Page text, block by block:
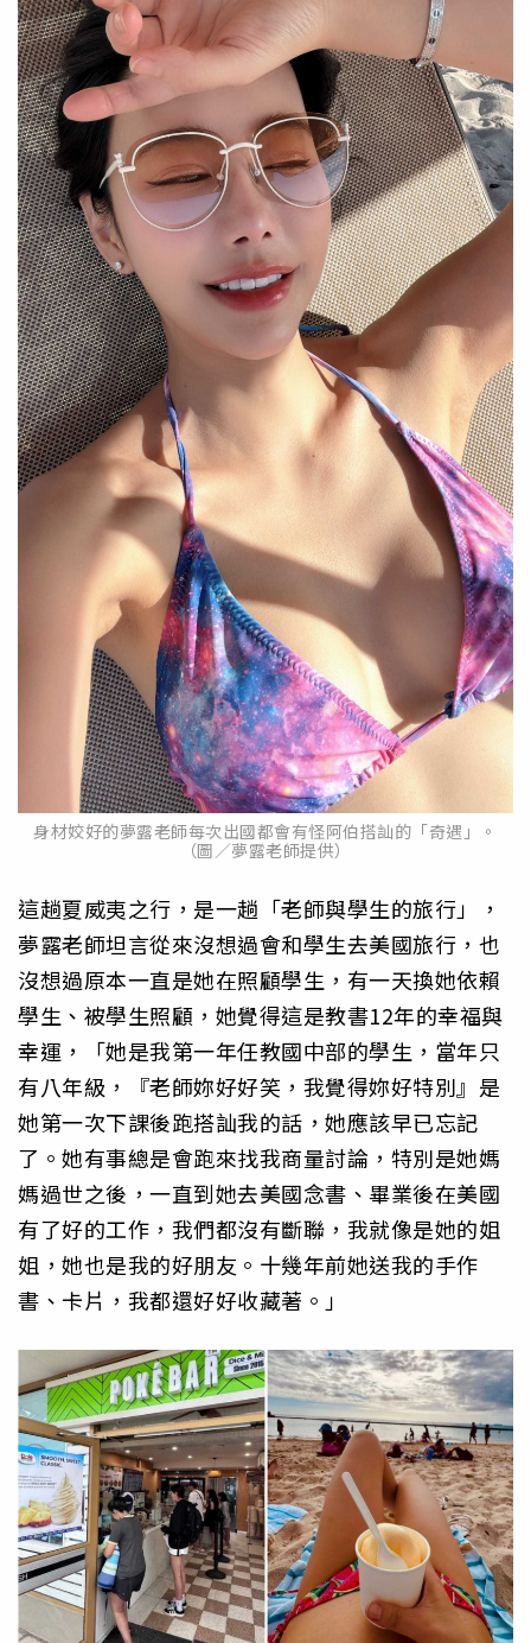
身材姣好的夢露老師每次出國都會有怪阿伯搭訕的「奇遇」。
（圖／夢露老師提供）
這趟夏威夷之行，是一趟「老師與學生的旅行」，
夢露老師坦言從來沒想過會和學生去美國旅行，也
沒想過原本一直是她在照顧學生，有一天換她依賴
學生、被學生照顧，她覺得這是教書12年的幸福與
幸運，「她是我第一年任教國中部的學生，當年只
有八年級，『老師妳好好笑，我覺得妳好特別』是
她第一次下課後跑搭訕我的話，她應該早已忘記
了。她有事總是會跑來找我商量討論，特別是她媽
媽過世之後，一直到她去美國念書、畢業後在美國
有了好的工作，我們都沒有斷聯，我就像是她的姐
姐，她也是我的好朋友。十幾年前她送我的手作
書、卡片，我都還好好收藏著。」